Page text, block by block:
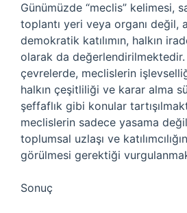
Günümüzde “meclis” kelimesi,
toplantı yeri veya organı değil,
demokratik katılımın, halkın
olarak da
çevrelerde, meclislerin
halkın çeşitliliği ve karar alma
şeffaflık gibi konular
meclislerin sadece yasama
toplumsal uzlaşı ve
görülmesi gerektiği
Sonuç